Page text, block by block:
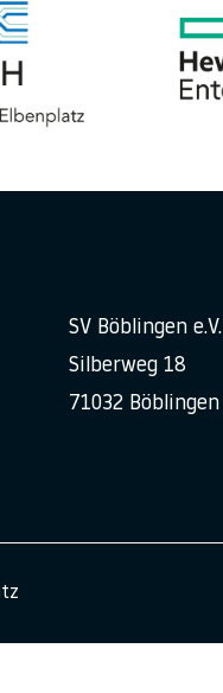
SV Böblingen e.V.
Silberweg 18
71032 Böblingen